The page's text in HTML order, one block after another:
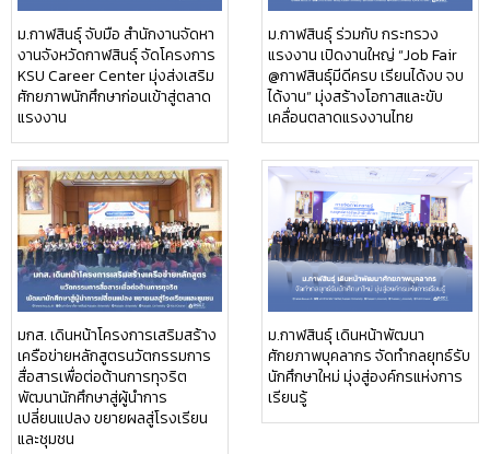
ม.กาฬสินธุ์ จับมือ สำนักงานจัดหา
งานจังหวัดกาฬสินธุ์ จัดโครงการ
KSU Career Center มุ่งส่งเสริม
ศักยภาพนักศึกษาก่อนเข้าสู่ตลาด
แรงงาน
ม.กาฬสินธุ์ ร่วมกับ กระทรวง
แรงงาน เปิดงานใหญ่ “Job Fair
@กาฬสินธุ์มีดีครบ เรียนได้งบ จบ
ได้งาน” มุ่งสร้างโอกาสและขับ
เคลื่อนตลาดแรงงานไทย
มกส. เดินหน้าโครงการเสริมสร้าง
เครือข่ายหลักสูตรนวัตกรรมการ
สื่อสารเพื่อต่อต้านการทุจริต
พัฒนานักศึกษาสู่ผู้นำการ
เปลี่ยนแปลง ขยายผลสู่โรงเรียน
และชุมชน
ม.กาฬสินธุ์ เดินหน้าพัฒนา
ศักยภาพบุคลากร จัดทำกลยุทธ์รับ
นักศึกษาใหม่ มุ่งสู่องค์กรแห่งการ
เรียนรู้